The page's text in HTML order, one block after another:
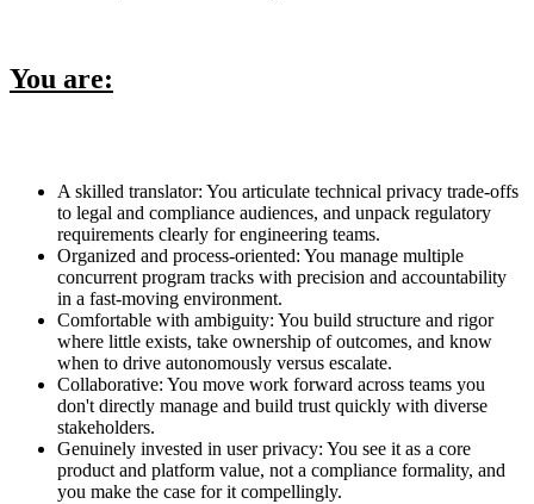
You are:
A skilled translator: You articulate technical privacy trade-offs
to legal and compliance audiences, and unpack regulatory
requirements clearly for engineering teams.
Organized and process-oriented: You manage multiple
concurrent program tracks with precision and accountability
in a fast-moving environment.
Comfortable with ambiguity: You build structure and rigor
where little exists, take ownership of outcomes, and know
when to drive autonomously versus escalate.
Collaborative: You move work forward across teams you
don't directly manage and build trust quickly with diverse
stakeholders.
Genuinely invested in user privacy: You see it as a core
product and platform value, not a compliance formality, and
you make the case for it compellingly.